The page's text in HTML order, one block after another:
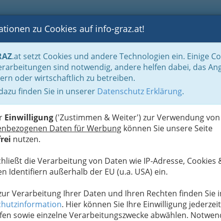
BLOGS FOTOS GASTRONOMIE BRANCHEN
zu Cookies auf info-graz.at!
.at setzt Cookies und andere Technologien ein. Einige
sind notwendig, andere helfen dabei, das
oder wirtschaftlich zu betreiben.
finden Sie in unserer Datenschutz Erklärung.
Einwilligung('Zustimmen & Weiter') zur Verwendung von
Daten für Werbung können Sie unsere Seite
nutzen.
die Verarbeitung von Daten wie IP-Adresse, Cookies
Identifiern außerhalb der EU (u.a. USA) ein.
Verarbeitung Ihrer Daten und Ihren Rechten finden Sie
. Hier können Sie Ihre Einwilligung jederzeit
sowie einzelne Verarbeitungszwecke abwählen.
Wasserinstallateure - Toiletten, Bad, Wasseraufbereitung..
Umgebung - mehr als
und Abwasserleitungen
für alle Teilbereiche der
haben.
gehören neben demVerlegen von
Gebäude auch derAnschluss des Gebäudes an
.